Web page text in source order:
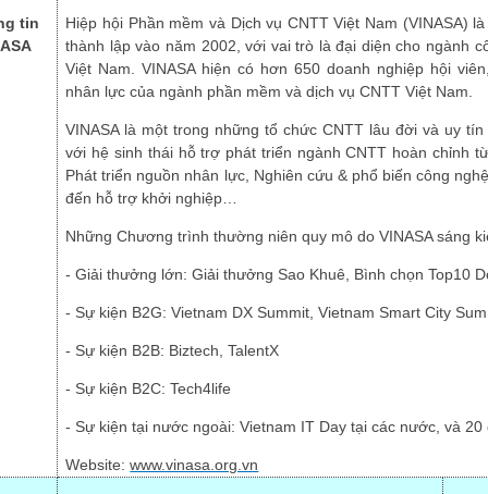
tin
Hiệp hội Phần mềm và Dịch vụ CNTT Việt Nam (VINASA)
thành lập vào năm 2002, với vai trò là đại diện cho ngành
Việt Nam. VINASA hiện có hơn 650 doanh nghiệp hội
nhân lực của ngành phần mềm và dịch vụ CNTT Việt Nam.
VINASA là một trong những tổ chức CNTT lâu đời và uy
với hệ sinh thái hỗ trợ phát triển ngành CNTT hoàn chỉnh
Phát triển nguồn nhân lực, Nghiên cứu & phổ biến công
đến hỗ trợ khởi nghiệp…
Những Chương trình thường niên quy mô do VINASA sáng
-Giải thưởng lớn: Giải thưởng Sao Khuê, Bình chọn Top10
- Sự kiện B2G:Vietnam DX Summit ,Vietnam Smart City
- Sự kiện B2B: Biztech, TalentX
- Sự kiện B2C: Tech4life
- Sự kiện tại nước ngoài: Vietnam IT Day tại các nước, và
Website:www.vinasa.org.vn